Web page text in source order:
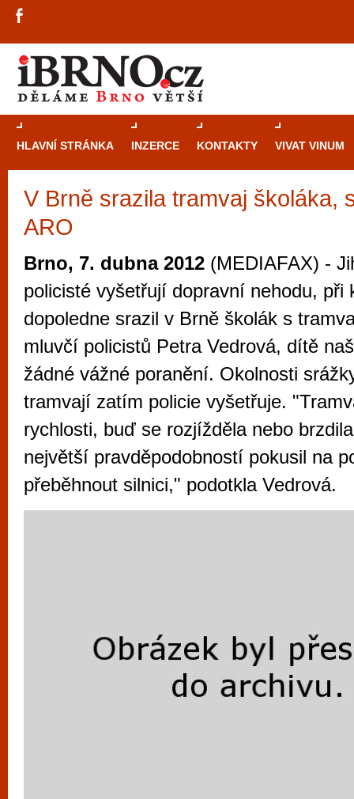
HLAVNÍ STRÁNKA INZERCE KONTAKTY VIVAT VINUM
V Brně srazila tramvaj školáka,
ARO
Brno, 7. dubna 2012 (MEDIAFAX) -
policisté vyšetřují dopravní nehodu, při
dopoledne srazil v Brně školák s
mluvčí policistů Petra Vedrová, dítě
žádné vážné poranění. Okolnosti
tramvají zatím policie vyšetřuje.
rychlosti, buď se rozjížděla nebo
největší pravděpodobností pokusil na
přeběhnout silnici," podotkla Vedrová.
Průvodce
Brno je
zajímavé
restaurace,
Mimo jiné je ale také místem, kde si
vyzkoušet různé kasinové hry. V
metropoli naleznete širokou nabídku her
po moderní automaty jak pro pravidelné
příležitostné hráče. V...